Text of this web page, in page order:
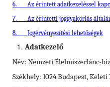
6.
Az érintett adatkezeléssel
7.
Az érintetti joggyakorlás
8.
Jogérvényesítési lehetőségek
Adatkezelő
Név: Nemzeti Élelmiszerlánc-
Székhely: 1024 Budapest, Keleti